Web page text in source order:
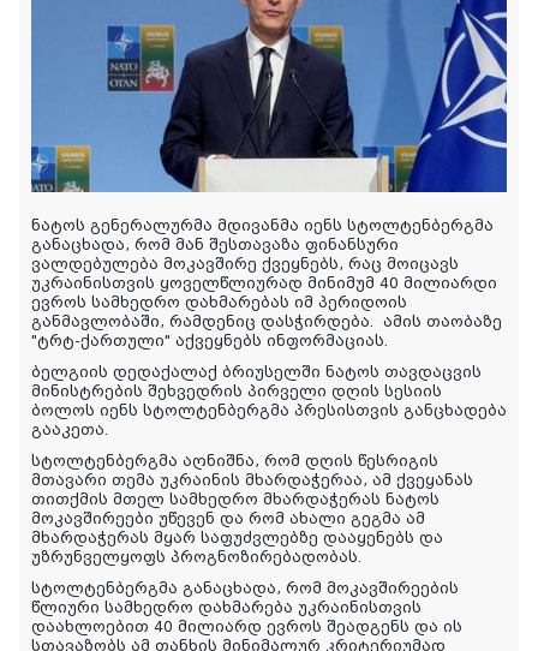
ნატოს გენერალურმა მდივანმა იენს სტოლტენბერგმა
განაცხადა, რომ მან შესთავაზა ფინანსური
ვალდებულება მოკავშირე ქვეყნებს, რაც მოიცავს
უკრაინისთვის ყოველწლიურად მინიმუმ 40 მილიარდი
ევროს სამხედრო დახმარებას იმ პერიდოის
განმავლობაში, რამდენიც დასჭირდება. ამის თაობაზე
"ტრტ-ქართული" აქვეყნებს ინფორმაციას.
ბელგიის დედაქალაქ ბრიუსელში ნატოს თავდაცვის
მინისტრების შეხვედრის პირველი დღის სესიის
ბოლოს იენს სტოლტენბერგმა პრესისთვის განცხადება
გააკეთა.
სტოლტენბერგმა აღნიშნა, რომ დღის წესრიგის
მთავარი თემა უკრაინის მხარდაჭერაა, ამ ქვეყანას
თითქმის მთელ სამხედრო მხარდაჭერას ნატოს
მოკავშირეები უწევენ და რომ ახალი გეგმა ამ
მხარდაჭერას მყარ საფუძვლებზე დააყენებს და
უზრუნველყოფს პროგნოზირებადობას.
სტოლტენბერგმა განაცხადა, რომ მოკავშირეების
წლიური სამხედრო დახმარება უკრაინისთვის
დაახლოებით 40 მილიარდ ევროს შეადგენს და ის
სთავაზობს ამ თანხის მინიმალურ კრიტერიუმად